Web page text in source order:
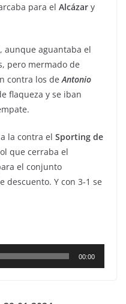
para el Alcázar y
aunque aguantaba el
pero mermado de
contra los deAntonio
flaqueza y se iban
la contra el Sporting de
que cerraba el
el conjunto
descuento. Y con 3-1 se
00:00